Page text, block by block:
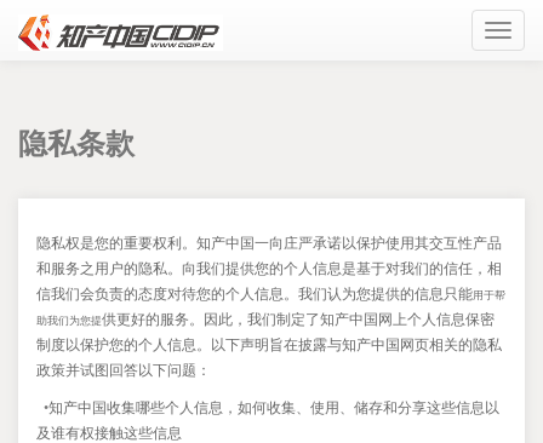
隐私条款
隐私权是您的重要权利。知产中国一向庄严承诺以保护使用其交互性产品
和服务之用户的隐私。向我们提供您的个人信息是基于对我们的信任，相
信我们会负责的态度对待您的个人信息。我们认为您提供的信息只能 用于帮
助我们为您提供更好的服务。因此，我们制定了知产中国网上个人信息保密
制度以保护您的个人信息。以下声明旨在披露与知产中国网页相关的隐私
政策并试图回答以下问题：
•知产中国收集哪些个人信息，如何收集、使用、储存和分享这些信息以
及谁有权接触这些信息